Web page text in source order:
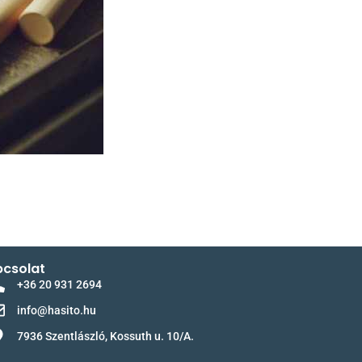
+36 20 931 2694
info@hasito.hu
7936 Szentlászló, Kossuth u. 10/A.